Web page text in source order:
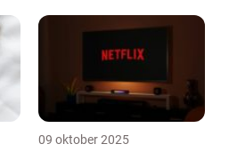
09 oktober 2025